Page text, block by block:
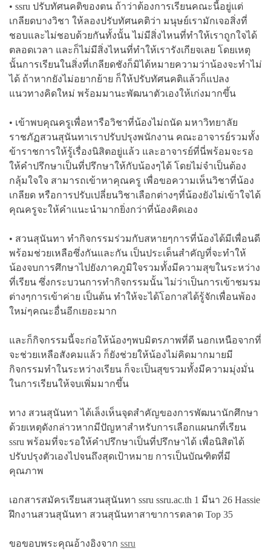
• ssru ปรับทัศนคติของตน ถ้าว่าต้องการเรียนคณะนี้อยู่แต่
เกลียดบางวิชา ให้ลองปรับทัศนคติว่า มนุษย์เรามักเจอสิ่งที่
ชอบและไม่ชอบด้วยกันทั้งนั้น ไม่มีสิ่งไหนที่ทำให้เราถูกใจได้
ตลอดเวลา และก็ไม่มีสิ่งไหนที่ทำให้เรารังเกียจเลย โดยเหตุ
นั้นการเรียนในสิ่งที่เกลียดชังก็มิได้หมายความว่าน้องจะทำไม่
ได้ ถ้าหากยังไม่อยากย้าย ก็ให้ปรับทัศนคติแล้วก็แปลง
แนวทางคิดใหม่ พร้อมมานะพัฒนาตัวเองให้เก่งมากขึ้น
• เข้าพบคุณครูเพื่อหารือวิชาที่น้องไม่ถนัด มหาวิทยาลัย
ราชภัฏสวนสุนันทาเราปรับปรุงพนักงาน คณะอาจารย์รวมทั้ง
ข้าราชการให้รู้เรื่องนิสิตอยู่แล้ว และอาจารย์ที่นี่พร้อมจะรอ
ให้คำปรึกษาเป็นที่ปรึกษาให้กับน้องๆได้ โดยไม่จำเป็นต้อง
กลุ้มใจใจ สามารถเข้าหาคุณครู เพื่อขอความเห็นวิชาที่น้อง
เกลียด หรือการปรับเปลี่ยนวิชาเลือกต่างๆที่น้องยังไม่เข้าใจได้
คุณครูจะให้คำแนะนำมากยิ่งกว่าที่น้องคิดเอง
• สวนสุนันทา ทำกิจกรรมร่วมกับสหายๆการที่น้องได้มีเพื่อนดี
พร้อมช่วยเหลือซึ่งกันและกัน เป็นประเด็นสำคัญที่จะทำให้
น้องจบการศึกษาไปยังภาคภูมิใจรวมทั้งมีความสุขในระหว่าง
ที่เรียน ซึ่งกระบวนการทำกิจกรรมนั้น ไม่ว่าเป็นการเข้าชมรม
ต่างๆการเข้าค่าย เป็นต้น ทำให้จะได้โอกาสได้รู้จักเพื่อนพ้อง
ใหม่ๆคณะอื่นอีกเยอะมาก
และก็กิจกรรมนี้จะก่อให้น้องๆพบมิตรภาพที่ดี นอกเหนือจากที่
จะช่วยเหลือสังคมแล้ว ก็ยังช่วยให้น้องไม่คิดมากมายมี
กิจกรรมทำในระหว่างเรียน ก็จะเป็นสุขรวมทั้งมีความมุ่งมั่น
ในการเรียนให้จบเพิ่มมากขึ้น
ทาง สวนสุนันทา ได้เล็งเห็นจุดสำคัญของการพัฒนานักศึกษา
ด้วยเหตุดังกล่าวหากมีปัญหาสำหรับการเลือกแผนกที่เรียน
ssru พร้อมที่จะรอให้คำปรึกษาเป็นที่ปรึกษาได้ เพื่อนิสิตได้
ปรับปรุงตัวเองไปจนถึงสุดเป้าหมาย การเป็นบัณฑิตที่มี
คุณภาพ
เอกสารสมัครเรียนสวนสุนันทา ssru ssru.ac.th 1 มีนา 26 Hassie
ฝึกงานสวนสุนันทา สวนสุนันทาสาขาการตลาด Top 35
ขอขอบพระคุณอ้างอิงจาก ssru